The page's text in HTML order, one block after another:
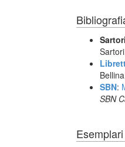
SBN:
SBN
Esemplari